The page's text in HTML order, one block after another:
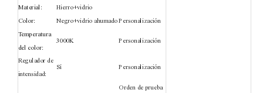
Material:
Hierro+vidrio
Color:
Negro+vidrio ahumado Personalización
Temperatura
del color:
3000K Personalización
Regulador de
intensidad:
Sí Personalización
Orden de prueba